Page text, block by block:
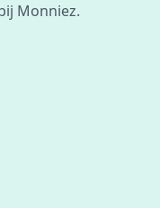
Monniez.